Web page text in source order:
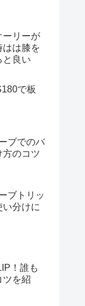
ーリーが
はは膝を
と良い
で板
ブでのバ
方のコツ
ブトリッ
い分けに
！誰も
ツを紹